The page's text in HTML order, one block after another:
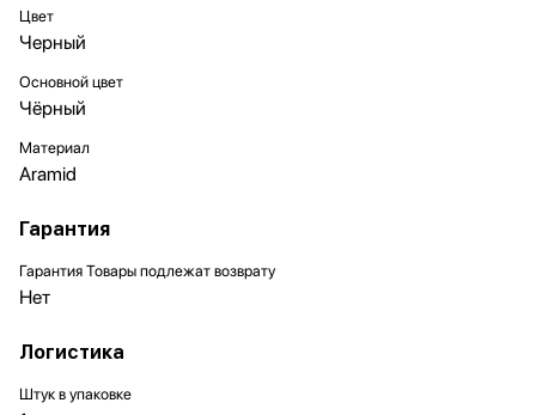
Цвет
Черный
Основной цвет
Чёрный
Материал
Aramid
Гарантия
Гарантия Товары подлежат возврату
Нет
Логистика
Штук в упаковке